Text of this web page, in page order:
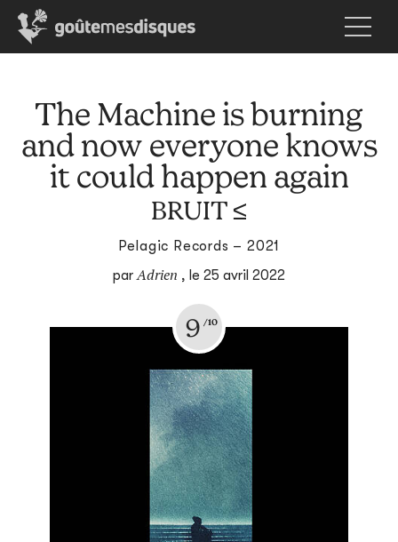
The Machine is burning
and now everyone knows
it could happen again
BRUIT ≤
Pelagic Records – 2021
parAdrien , le 25 avril 2022
9